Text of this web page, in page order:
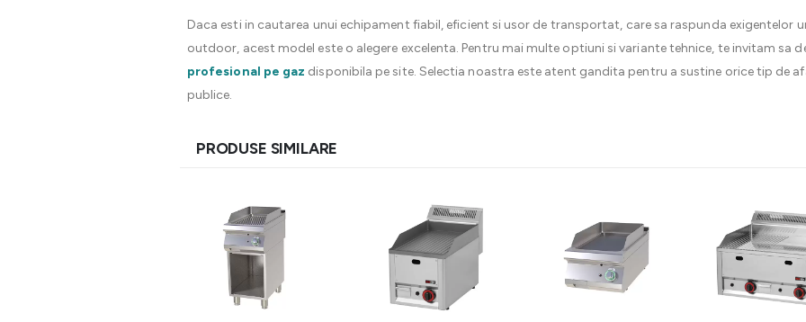
Daca esti in cautarea unui echipament fiabil, eficient si usor de transportat, care sa raspunda exigentelor
outdoor, acest model este o alegere excelenta. Pentru mai multe optiuni si variante tehnice, te invitam sa
profesional pe gaz disponibila pe site. Selectia noastra este atent gandita pentru a sustine orice tip de
publice.
PRODUSE SIMILARE